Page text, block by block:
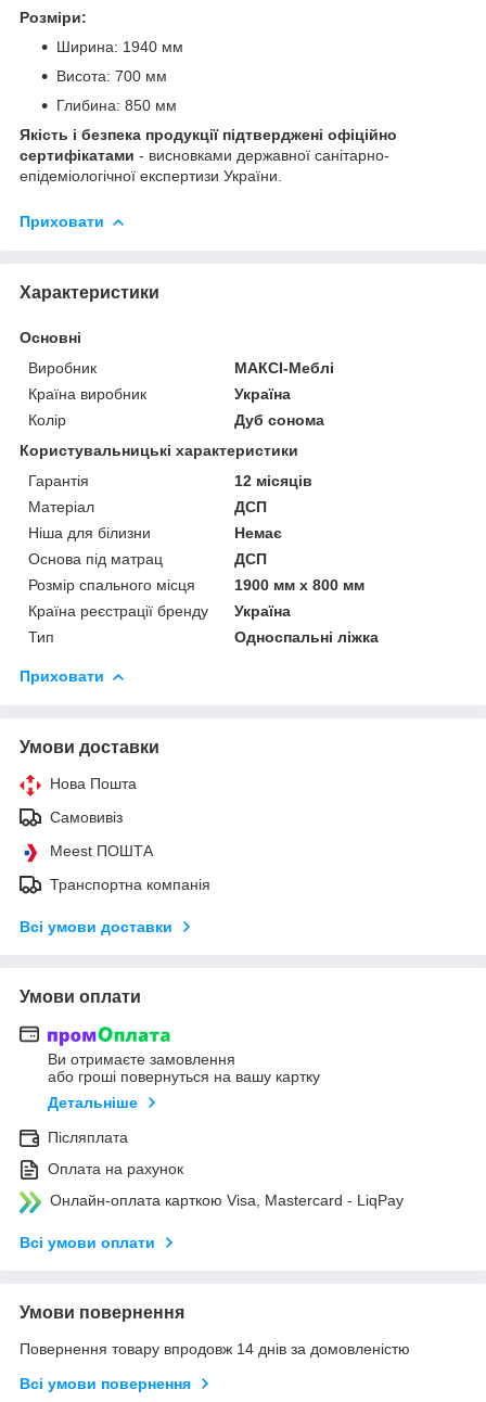
Розміри:
Ширина: 1940 мм
Висота: 700 мм
Глибина: 850 мм
Якість і безпека продукції підтверджені офіційно
сертифікатами - висновками державної санітарно-
епідеміологічної експертизи України.
Приховати
Характеристики
Основні
Виробник
МАКСІ-Меблі
Країна виробник
Україна
Колір
Дуб сонома
Користувальницькі характеристики
Гарантія
12 місяців
Матеріал
ДСП
Ніша для білизни
Немає
Основа під матрац
ДСП
Розмір спального місця
1900 мм х 800 мм
Країна реєстрації бренду
Україна
Тип
Односпальні ліжка
Приховати
Умови доставки
Нова Пошта
Самовивіз
Meest ПОШТА
Транспортна компанія
Всі умови доставки
Умови оплати
Ви отримаєте замовлення
або гроші повернуться на вашу картку
Детальніше
Післяплата
Оплата на рахунок
Онлайн-оплата карткою Visa, Mastercard - LiqPay
Всі умови оплати
Умови повернення
Повернення товару впродовж 14 днів за домовленістю
Всі умови повернення